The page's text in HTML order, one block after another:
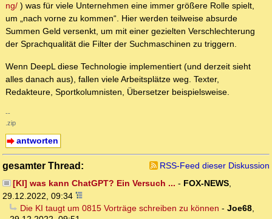
ng/ ) was für viele Unternehmen eine immer größere Rolle spielt,
um „nach vorne zu kommen“. Hier werden teilweise absurde
Summen Geld versenkt, um mit einer gezielten Verschlechterung
der Sprachqualität die Filter der Suchmaschinen zu triggern.
Wenn DeepL diese Technologie implementiert (und derzeit sieht
alles danach aus), fallen viele Arbeitsplätze weg. Texter,
Redakteure, Sportkolumnisten, Übersetzer beispielsweise.
--
.zip
antworten
gesamter Thread:
RSS-Feed dieser Diskussion
[KI] was kann ChatGPT? Ein Versuch ... - FOX-NEWS,
29.12.2022, 09:34
Die KI taugt um 0815 Vorträge schreiben zu können - Joe68,